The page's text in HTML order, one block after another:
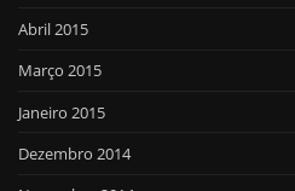
Abril 2015
Março 2015
Janeiro 2015
Dezembro 2014